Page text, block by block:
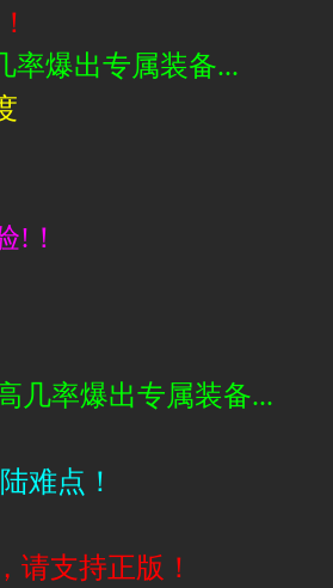
率爆出专属装备...
!！
几率爆出专属装备...
难点！
请支持正版！